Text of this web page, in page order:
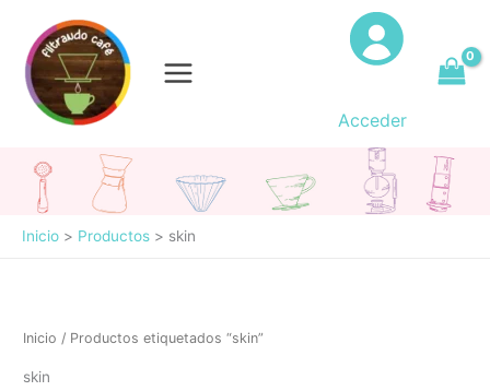
contenido
Acceder
Inicio Productos skin
Inicio / Productos etiquetados “skin”
skin